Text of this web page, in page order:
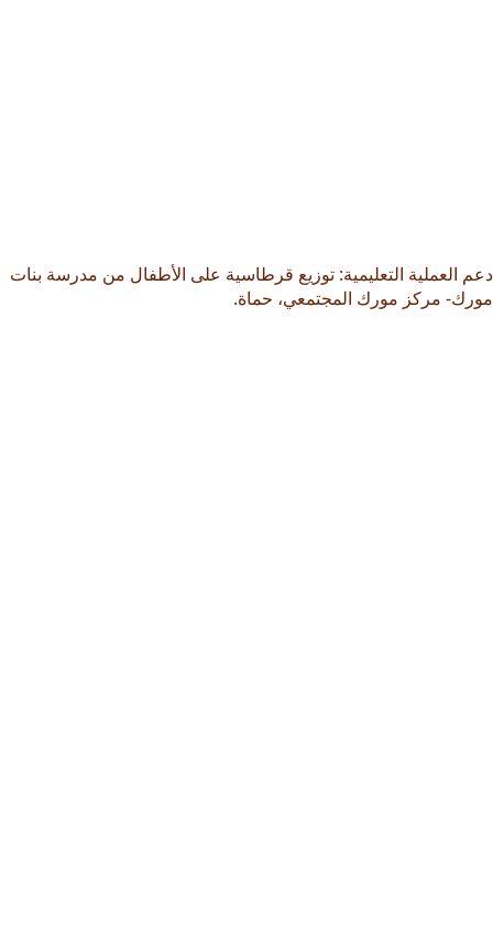
دعم العملية التعليمية: توزيع قرطاسية على الأطفال من مدرسة بنات
مورك- مركز مورك المجتمعي، حماة.